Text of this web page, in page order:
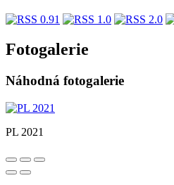
Fotogalerie
Náhodná fotogalerie
PL 2021